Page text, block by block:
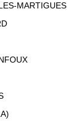
MARTIGUES